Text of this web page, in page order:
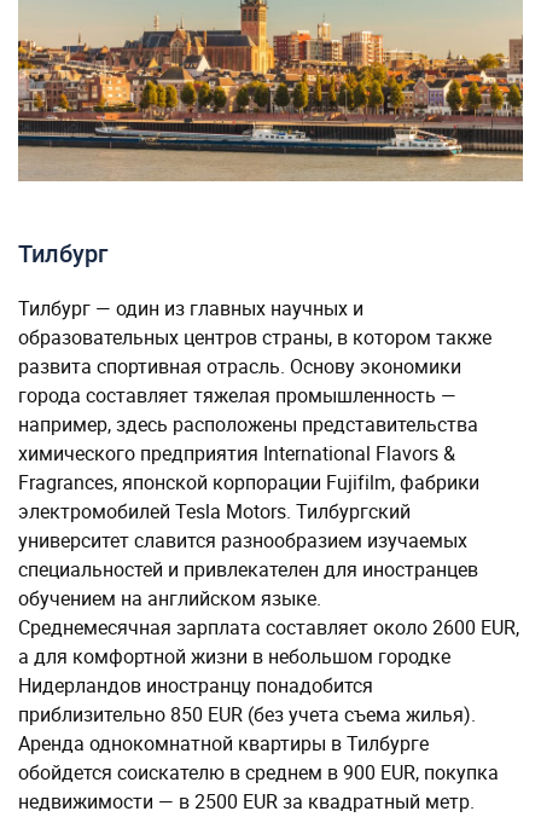
Тилбург
Тилбург — один из главных научных и
образовательных центров страны, в котором также
развита спортивная отрасль. Основу экономики
города составляет тяжелая промышленность —
например, здесь расположены представительства
химического предприятия International Flavors &
Fragrances, японской корпорации Fujifilm, фабрики
электромобилей Tesla Motors. Тилбургский
университет славится разнообразием изучаемых
специальностей и привлекателен для иностранцев
обучением на английском языке.
Среднемесячная зарплата составляет около 2600 EUR,
а для комфортной жизни в небольшом городке
Нидерландов иностранцу понадобится
приблизительно 850 EUR (без учета съема жилья).
Аренда однокомнатной квартиры в Тилбурге
обойдется соискателю в среднем в 900 EUR, покупка
недвижимости — в 2500 EUR за квадратный метр.